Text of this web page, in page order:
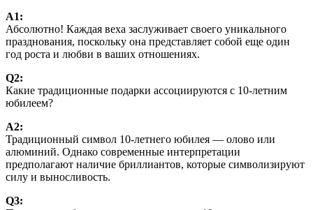
А1:
Абсолютно! Каждая веха заслуживает своего уникального
празднования, поскольку она представляет собой еще один
год роста и любви в ваших отношениях.
Q2:
Какие традиционные подарки ассоциируются с 10-летним
юбилеем?
А2:
Традиционный символ 10-летнего юбилея — олово или
алюминий. Однако современные интерпретации
предполагают наличие бриллиантов, которые символизируют
силу и выносливость.
Q3: